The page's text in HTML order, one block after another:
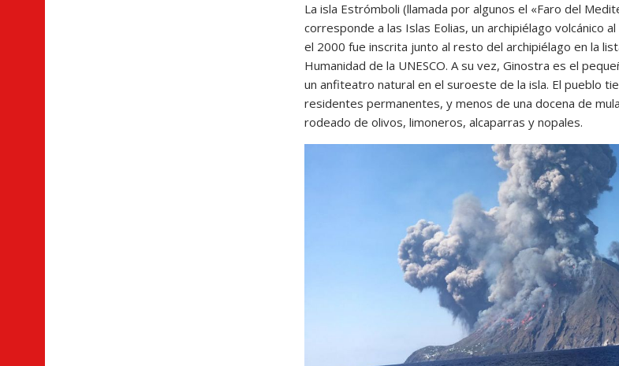
La isla Estrómboli (llamada por algunos el «Faro del
corresponde a las Islas Eolias, un archipiélago volcánico
el 2000 fue inscrita junto al resto del archipiélago en la
Humanidad de la UNESCO. A su vez, Ginostra es el
un anfiteatro natural en el suroeste de la isla. El pueblo
residentes permanentes, y menos de una docena de
rodeado de olivos, limoneros, alcaparras y nopales.